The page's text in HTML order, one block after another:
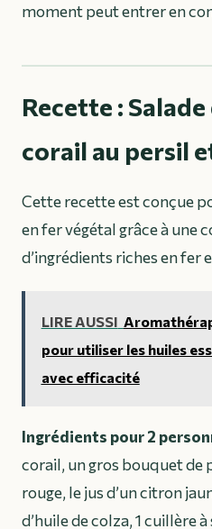
moment peut entrer en
Recette :
corail au persil
Cette recette est conçue
en fer végétal grâce à une
d’ingrédients riches en fer
LIRE AUSSI
pour utiliser les huiles
avec efficacité
Ingrédients pour 2
corail, un gros bouquet de
rouge, le jus d’un citron
d’huile de colza, 1 cuillère